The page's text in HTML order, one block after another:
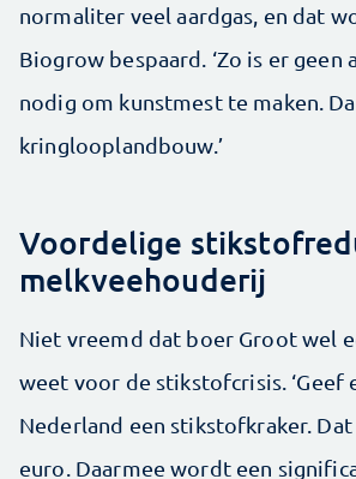
normaliter veel aardgas, en dat
Biogrow bespaard. ‘Zo is er geen
nodig om kunstmest te maken.
kringlooplandbouw.’
Voordelige
melkveehouderij
Niet vreemd dat boer Groot wel
weet voor de stikstofcrisis. ‘Geef
Nederland een stikstofkraker.
euro. Daarmee wordt een